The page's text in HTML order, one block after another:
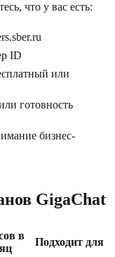
что у вас есть:
ID
или
готовность
бизнес-
GigaChat
в
Подходит для